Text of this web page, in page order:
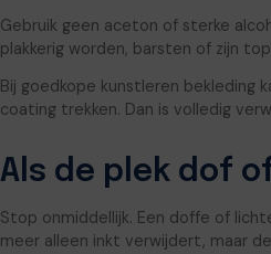
Gebruik geen aceton of sterke
plakkerig worden, barsten of zijn
Bij goedkope kunstleren bekleding
coating trekken. Dan is volledig
Als de plek dof
Stop onmiddellijk. Een doffe of
meer alleen inkt verwijdert, maar